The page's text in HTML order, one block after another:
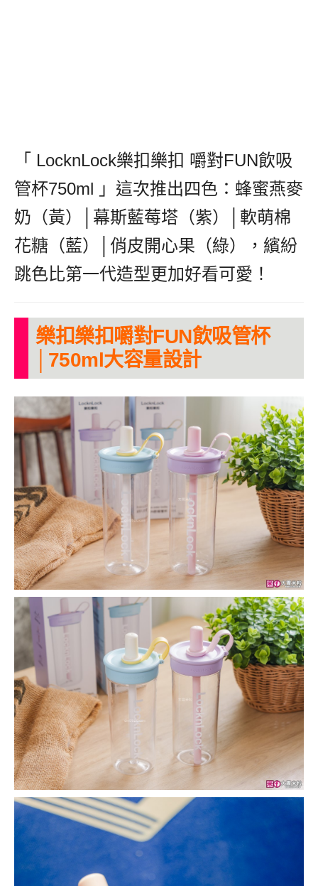
「 LocknLock樂扣樂扣 嚼對FUN飲吸
管杯750ml 」這次推出四色：蜂蜜燕麥
奶（黃）│幕斯藍莓塔（紫）│軟萌棉
花糖（藍）│俏皮開心果（綠），繽紛
跳色比第一代造型更加好看可愛！
樂扣樂扣嚼對FUN飲吸管杯
│750ml大容量設計